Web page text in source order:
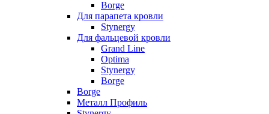
Borge
Для парапета кровли
Stynergy
Для фальцевой кровли
Grand Line
Optima
Stynergy
Borge
Borge
Металл Профиль